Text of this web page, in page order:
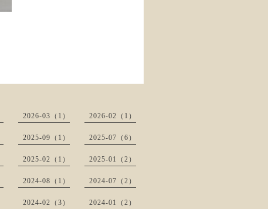
2026-03（1） 2026-02（1）
2025-09（1） 2025-07（6）
2025-02（1） 2025-01（2）
2024-08（1） 2024-07（2）
2024-02（3） 2024-01（2）